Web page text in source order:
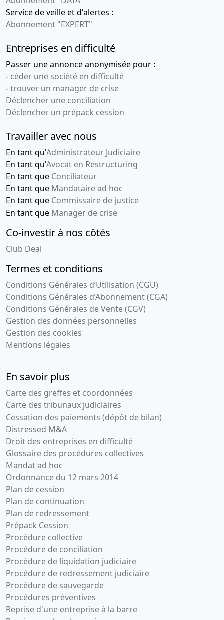
Service de veille et d'alertes :
Abonnement "EXPERT"
Entreprises en difficulté
Passer une annonce anonymisée pour :
- céder une société en difficulté
-trouver un manager de crise
Déclencher une conciliation
Déclencher un prépack cession
Travailler avec nous
En tant qu'Administrateur Judiciaire
En tant qu'Avocat en Restructuring
En tant que Conciliateur
En tant que Mandataire ad hoc
En tant que Commissaire de justice
En tant que Manager de crise
Co-investir à nos côtés
Club Deal
Termes et conditions
Conditions Générales d’Utilisation (CGU)
Conditions Générales d’Abonnement (CGA)
Conditions Générales de Vente (CGV)
Gestion des données personnelles
Gestion des cookies
Mentions légales
En savoir plus
Carte des greffes et coordonnées
Carte des tribunaux judiciaires
Cessation des paiements (dépôt de bilan)
Distressed M&A
Droit des entreprises en difficulté
Glossaire des procédures collectives
Mandat ad hoc
Ordonnance du 12 mars 2014
Plan de cession
Plan de continuation
Plan de redressement
Prépack Cession
Procédure collective
Procédure de conciliation
Procédure de liquidation judiciaire
Procédure de redressement judiciaire
Procédure de sauvegarde
Procédures préventives
Reprise d'une entreprise à la barre